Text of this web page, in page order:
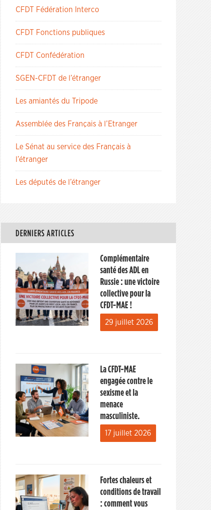
CFDT Fédération Interco
CFDT Fonctions publiques
CFDT Confédération
SGEN-CFDT de l’étranger
Les amiantés du Tripode
Assemblée des Français à l’Etranger
Le Sénat au service des Français à
l’étranger
Les députés de l’étranger
DERNIERS ARTICLES
Complémentaire
santé des ADL en
Russie : une victoire
collective pour la
CFDT-MAE !
29 juillet 2026
La CFDT-MAE
engagée contre le
sexisme et la
menace
masculiniste.
17 juillet 2026
Fortes chaleurs et
conditions de travail
: comment vous